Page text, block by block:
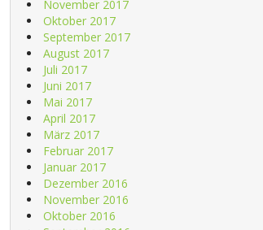
November 2017
Oktober 2017
September 2017
August 2017
Juli 2017
Juni 2017
Mai 2017
April 2017
März 2017
Februar 2017
Januar 2017
Dezember 2016
November 2016
Oktober 2016